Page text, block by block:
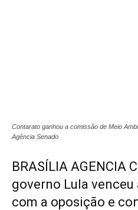
Contarato ganhou a comissão de Meio
Agência Senado
BRASÍLIA AGENCIA
governo Lula venceu
com a oposição e